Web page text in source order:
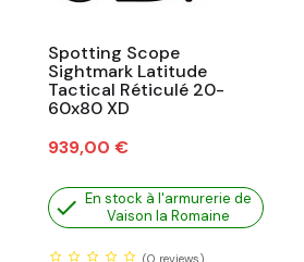
Spotting Scope
Sightmark Latitude
Tactical Réticulé 20-
60x80 XD
Prix
939,00 €
 En stock à l'armurerie de
Vaison la Romaine